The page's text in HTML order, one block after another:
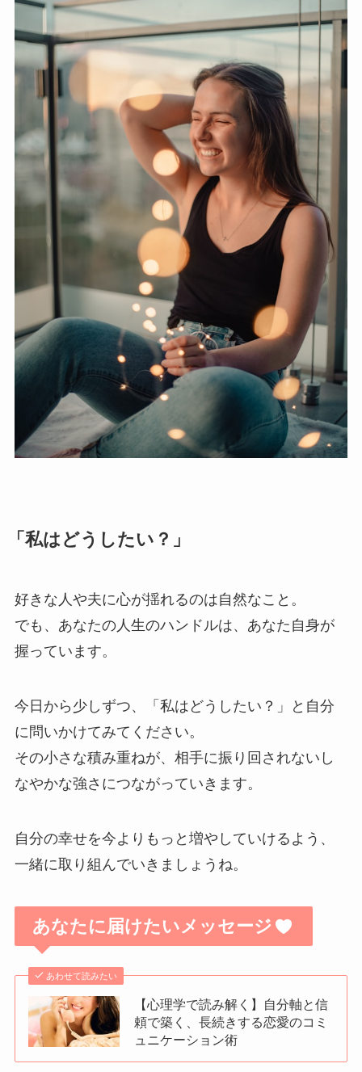
「私はどうしたい？」
好きな人や夫に心が揺れるのは自然なこと。
でも、あなたの人生のハンドルは、あなた自身が
握っています。
今日から少しずつ、「私はどうしたい？」と自分
に問いかけてみてください。
その小さな積み重ねが、相手に振り回されないし
なやかな強さにつながっていきます。
自分の幸せを今よりもっと増やしていけるよう、
一緒に取り組んでいきましょうね。
あなたに届けたいメッセージ
あわせて読みたい
【心理学で読み解く】自分軸と信
頼で築く、長続きする恋愛のコミ
ュニケーション術